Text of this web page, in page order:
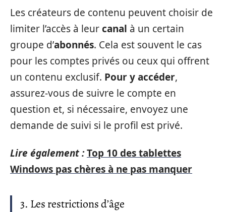
Les créateurs de contenu peuvent choisir de
limiter l’accès à leurcanal à un certain
groupe d’abonnés. Cela est souvent le cas
pour les comptes privés ou ceux qui offrent
un contenu exclusif. Pour y accéder,
assurez-vous de suivre le compte en
question et, si nécessaire, envoyez une
demande de suivi si le profil est privé.
Lire également :Top 10 des tablettes
Windows pas chères à ne pas manquer
3. Les restrictions d’âge